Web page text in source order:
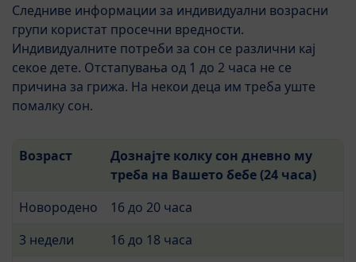
Следниве информации за индивидуални возрасни
групи користат просечни вредности.
Индивидуалните потреби за сон се различни кај
секое дете. Отстапувања од 1 до 2 часа не се
причина за грижа. На некои деца им треба уште
помалку сон.
Возраст
Дознајте колку сон дневно му
треба на Вашето бебе (24 часа)
Новородено
16 до 20 часа
3 недели
16 до 18 часа